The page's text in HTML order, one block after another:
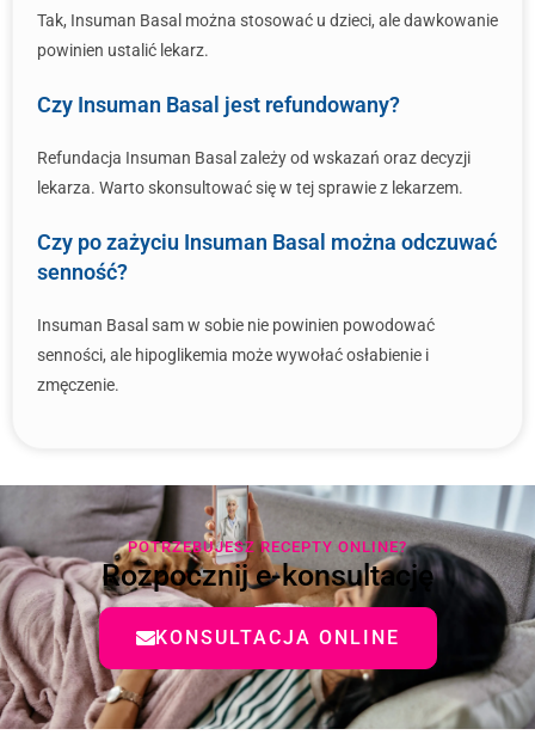
Tak, Insuman Basal można stosować u dzieci, ale dawkowanie
powinien ustalić lekarz.
Czy Insuman Basal jest refundowany?
Refundacja Insuman Basal zależy od wskazań oraz decyzji
lekarza. Warto skonsultować się w tej sprawie z lekarzem.
Czy po zażyciu Insuman Basal można odczuwać
senność?
Insuman Basal sam w sobie nie powinien powodować
senności, ale hipoglikemia może wywołać osłabienie i
zmęczenie.
POTRZEBUJESZ RECEPTY ONLINE?
Rozpocznij e-konsultację
KONSULTACJA ONLINE